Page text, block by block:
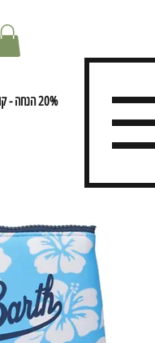
20% הנחה - קוד קופון: MC2